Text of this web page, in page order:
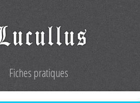
Fiches pratiques